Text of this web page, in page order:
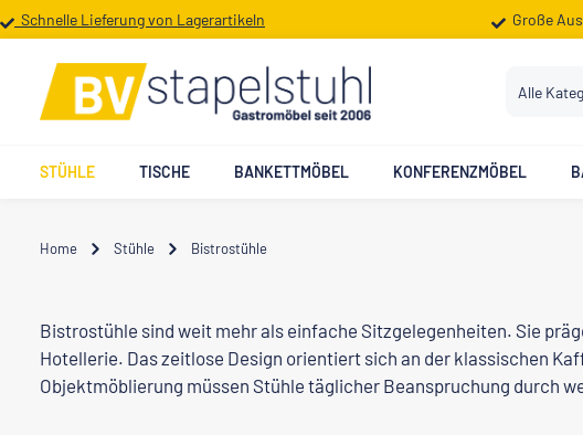
Hauptinhalt springen
Zur Suche springen
Zur Hauptnavigation springen
Schnelle Lieferung von Lagerartikeln Große
Alle
STÜHLE TISCHE BANKETTMÖBEL KONFERENZMÖBEL
Home Stühle Bistrostühle
Bistrostühle sind weit mehr als einfache Sitzgelegenheiten. Sie
Hotellerie. Das zeitlose Design orientiert sich an der klassischen
Objektmöblierung müssen Stühle täglicher Beanspruchung durch